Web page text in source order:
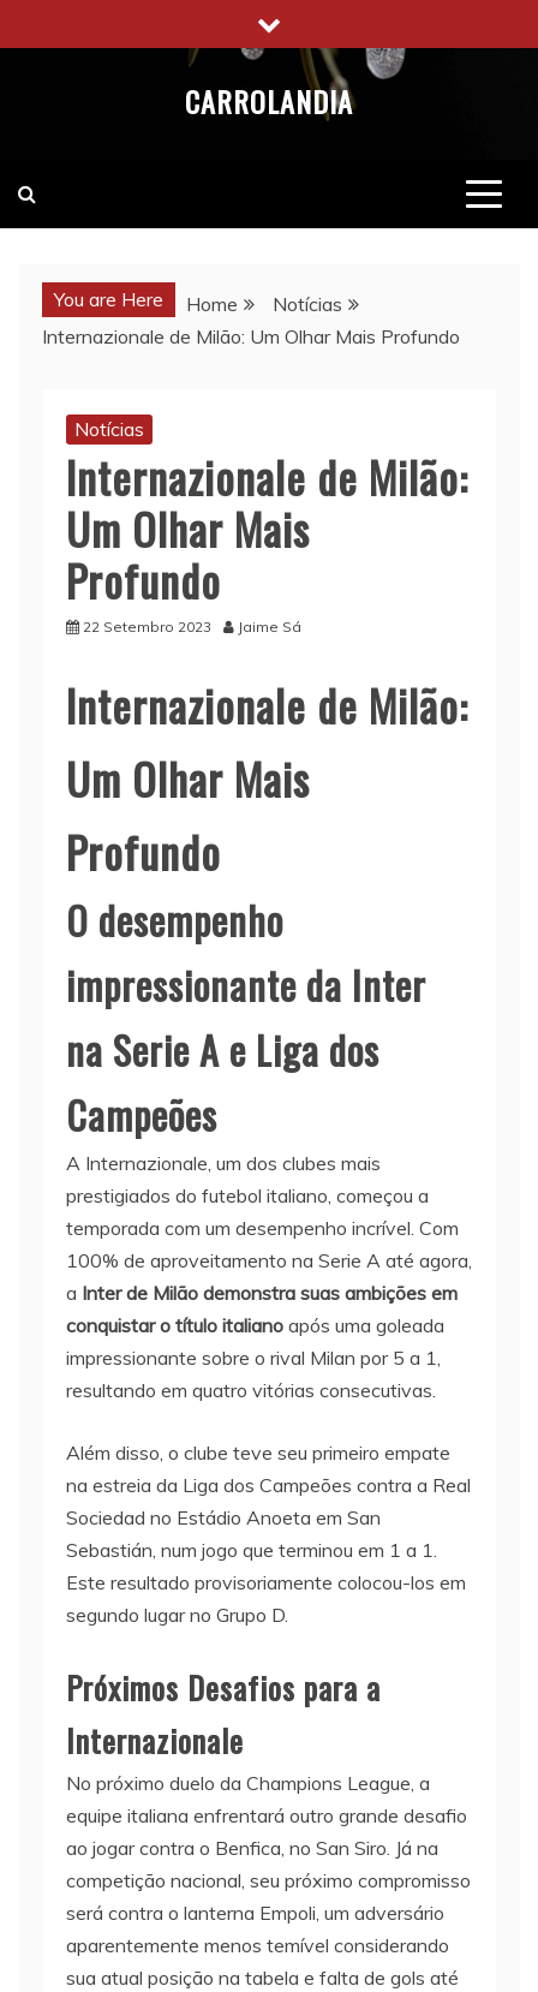
to
CARROLANDIA
You are Here Home
Notícias
Internazionale de Milão: Um Olhar Mais Profundo
Notícias
Internazionale de Milão:
Um Olhar Mais
Profundo
22 Setembro 2023 Jaime Sá
Internazionale de Milão:
Um Olhar Mais
Profundo
O desempenho
impressionante da Inter
na Serie A e Liga dos
Campeões
A Internazionale, um dos clubes mais
prestigiados do futebol italiano, começou a
temporada com um desempenho incrível. Com
100% de aproveitamento na Serie A até agora,
a Inter de Milão demonstra suas ambições em
conquistar o título italiano após uma goleada
impressionante sobre o rival Milan por 5 a 1,
resultando em quatro vitórias consecutivas.
Além disso, o clube teve seu primeiro empate
na estreia da Liga dos Campeões contra a Real
Sociedad no Estádio Anoeta em San
Sebastián, num jogo que terminou em 1 a 1.
Este resultado provisoriamente colocou-los em
segundo lugar no Grupo D.
Próximos Desafios para a
Internazionale
No próximo duelo da Champions League, a
equipe italiana enfrentará outro grande desafio
ao jogar contra o Benfica, no San Siro. Já na
competição nacional, seu próximo compromisso
será contra o lanterna Empoli, um adversário
aparentemente menos temível considerando
sua atual posição na tabela e falta de gols até